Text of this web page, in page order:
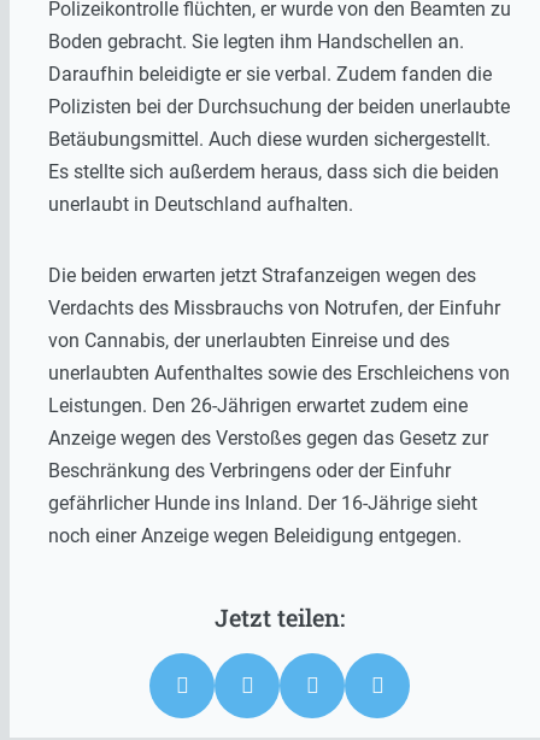
Polizeikontrolle flüchten, er wurde von den Beamten zu
Boden gebracht. Sie legten ihm Handschellen an.
Daraufhin beleidigte er sie verbal. Zudem fanden die
Polizisten bei der Durchsuchung der beiden unerlaubte
Betäubungsmittel. Auch diese wurden sichergestellt.
Es stellte sich außerdem heraus, dass sich die beiden
unerlaubt in Deutschland aufhalten.
Die beiden erwarten jetzt Strafanzeigen wegen des
Verdachts des Missbrauchs von Notrufen, der Einfuhr
von Cannabis, der unerlaubten Einreise und des
unerlaubten Aufenthaltes sowie des Erschleichens von
Leistungen. Den 26-Jährigen erwartet zudem eine
Anzeige wegen des Verstoßes gegen das Gesetz zur
Beschränkung des Verbringens oder der Einfuhr
gefährlicher Hunde ins Inland. Der 16-Jährige sieht
noch einer Anzeige wegen Beleidigung entgegen.